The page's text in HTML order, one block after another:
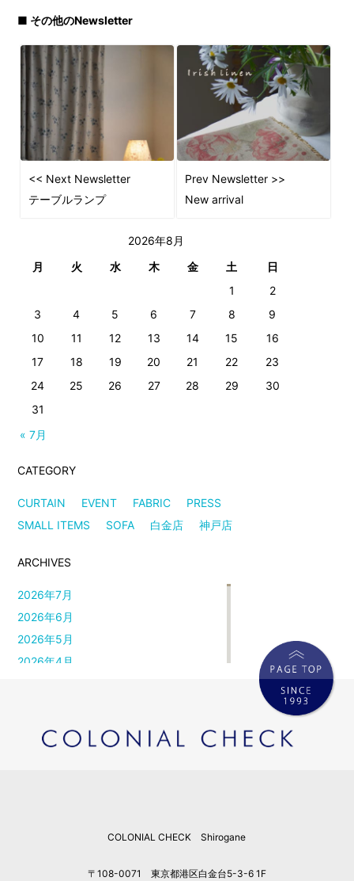
■ その他のNewsletter
<< Next Newsletter
テーブルランプ
Prev Newsletter >>
New arrival
2026年8月
月
火 水 木 金 土 日
« 7月
1
2
3
4 5 6 7 8
9
10
11 12 13 14 15
16
17
18 19 20 21 22
23
24
25 26 27 28 29
30
31
CATEGORY
CURTAIN EVENT FABRIC
PRESS
SMALL ITEMS
SOFA 白金店 神戸店
ARCHIVES
2026年7月
2026年6月
2026年5月
2026年4月
2026年1月
2025年12月
COLONIAL CHECK Shirogane
〒108-0071 東京都港区白金台5-3-6 1F